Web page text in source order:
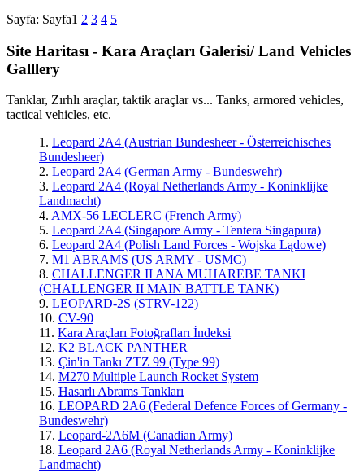
Sayfa: Sayfa1 2 3 4 5
Site Haritası - Kara Araçları Galerisi/ Land Vehicles
Galllery
Tanklar, Zırhlı araçlar, taktik araçlar vs... Tanks, armored vehicles,
tactical vehicles, etc.
1. Leopard 2A4 (Austrian Bundesheer - Österreichisches
Bundesheer)
2. Leopard 2A4 (German Army - Bundeswehr)
3. Leopard 2A4 (Royal Netherlands Army - Koninklijke
Landmacht)
4. AMX-56 LECLERC (French Army)
5. Leopard 2A4 (Singapore Army - Tentera Singapura)
6. Leopard 2A4 (Polish Land Forces - Wojska Lądowe)
7. M1 ABRAMS (US ARMY - USMC)
8. CHALLENGER II ANA MUHAREBE TANKI
(CHALLENGER II MAIN BATTLE TANK)
9. LEOPARD-2S (STRV-122)
10. CV-90
11. Kara Araçları Fotoğrafları İndeksi
12. K2 BLACK PANTHER
13. Çin'in Tankı ZTZ 99 (Type 99)
14. M270 Multiple Launch Rocket System
15. Hasarlı Abrams Tankları
16. LEOPARD 2A6 (Federal Defence Forces of Germany -
Bundeswehr)
17. Leopard-2A6M (Canadian Army)
18. Leopard 2A6 (Royal Netherlands Army - Koninklijke
Landmacht)